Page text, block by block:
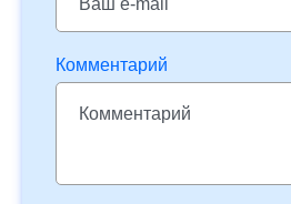
Комментарий